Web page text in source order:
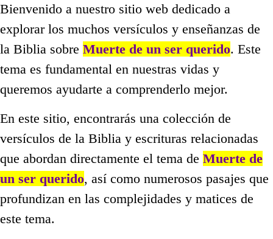
Bienvenido a nuestro sitio web dedicado a
explorar los muchos versículos y enseñanzas de
la Biblia sobre Muerte de un ser querido. Este
tema es fundamental en nuestras vidas y
queremos ayudarte a comprenderlo mejor.
En este sitio, encontrarás una colección de
versículos de la Biblia y escrituras relacionadas
que abordan directamente el tema de Muerte de
un ser querido, así como numerosos pasajes que
profundizan en las complejidades y matices de
este tema.